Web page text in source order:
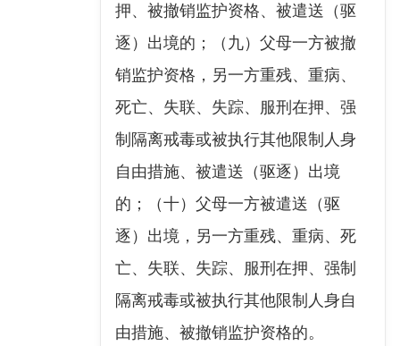
押、被撤销监护资格、被遣送（驱
逐）出境的；（九）父母一方被撤
销监护资格，另一方重残、重病、
死亡、失联、失踪、服刑在押、强
制隔离戒毒或被执行其他限制人身
自由措施、被遣送（驱逐）出境
的；（十）父母一方被遣送（驱
逐）出境，另一方重残、重病、死
亡、失联、失踪、服刑在押、强制
隔离戒毒或被执行其他限制人身自
由措施、被撤销监护资格的。